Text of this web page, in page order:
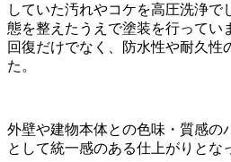
していた汚れやコケを高圧洗浄で
態を整えたうえで塗装を行ってい
回復だけでなく、防水性や耐久性
た。
外壁や建物本体との色味・質感の
として統一感のある仕上がりとな